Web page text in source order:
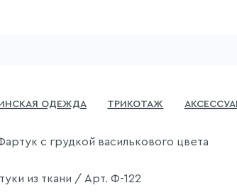
одежда Трикотаж
с грудкой василькового цвета
из ткани / Арт. Ф-122